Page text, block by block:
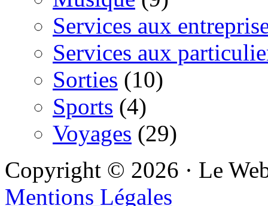
Services aux
Services aux
Sorties (10)
Sports (4)
Voyages (29)
Copyright © 2026 · Le
Mentions Légales